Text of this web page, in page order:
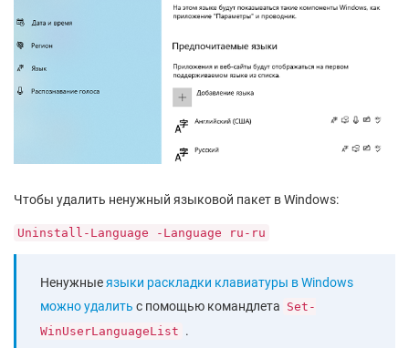
Чтобы удалить ненужный языковой пакет в Windows:
Uninstall-Language -Language ru-ru
Ненужныеязыки раскладки клавиатуры в Windows
можно удалить с помощью командлета Set-
WinUserLanguageList .